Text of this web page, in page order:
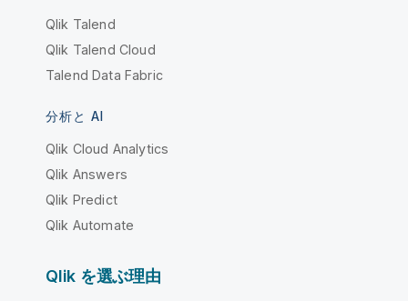
Qlik Talend
Qlik Talend Cloud
Talend Data Fabric
分析と AI
Qlik Cloud Analytics
Qlik Answers
Qlik Predict
Qlik Automate
Qlik を選ぶ理由